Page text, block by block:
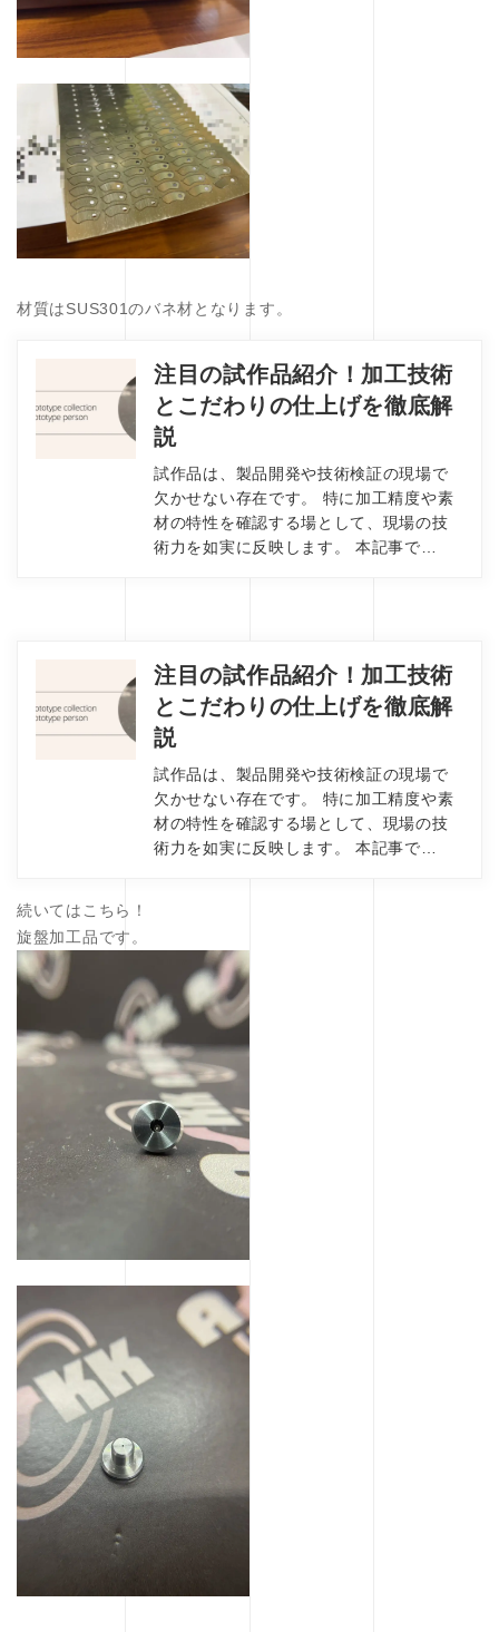
材質はSUS301のバネ材となります。
注目の試作品紹介！加工技術
とこだわりの仕上げを徹底解
説
試作品は、製品開発や技術検証の現場で
欠かせない存在です。 特に加工精度や素
材の特性を確認する場として、現場の技
術力を如実に反映します。 本記事で…
注目の試作品紹介！加工技術
とこだわりの仕上げを徹底解
説
試作品は、製品開発や技術検証の現場で
欠かせない存在です。 特に加工精度や素
材の特性を確認する場として、現場の技
術力を如実に反映します。 本記事で…
続いてはこちら！
旋盤加工品です。